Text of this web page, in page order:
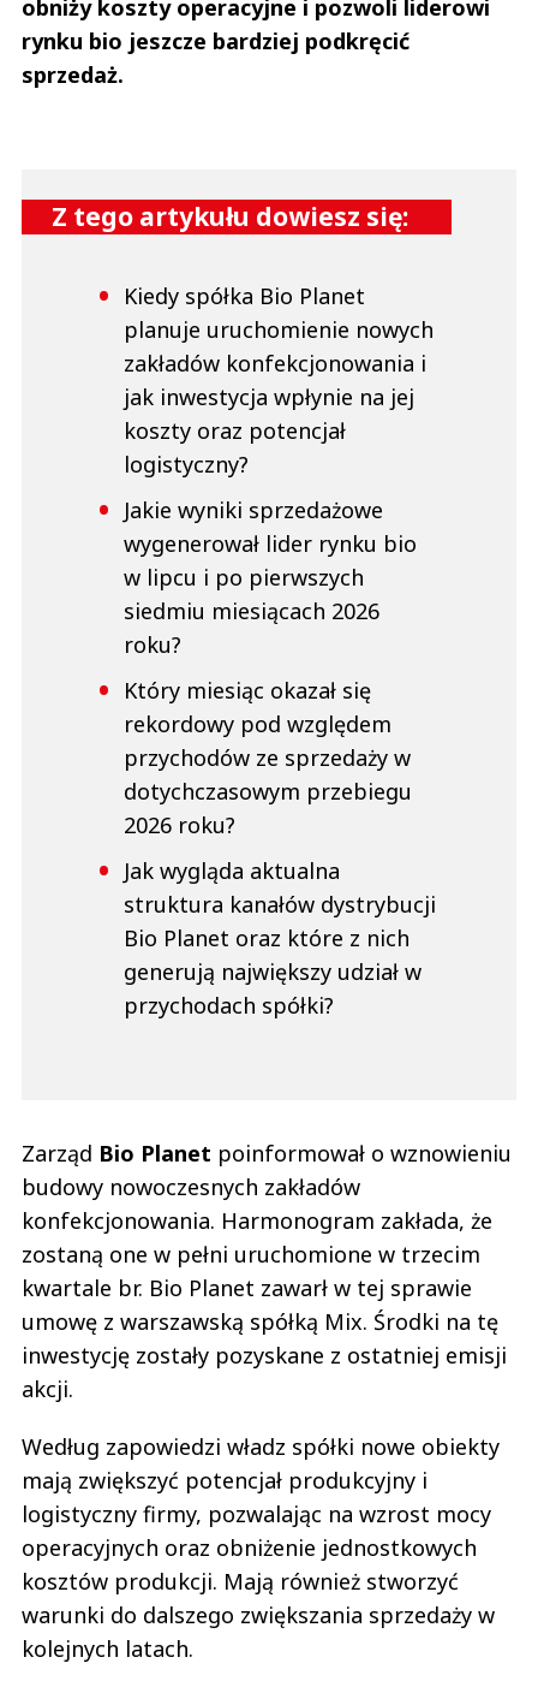
obniży koszty operacyjne i pozwoli liderowi
rynku bio jeszcze bardziej podkręcić
sprzedaż.
Z tego artykułu dowiesz się:
Kiedy spółka Bio Planet
planuje uruchomienie nowych
zakładów konfekcjonowania i
jak inwestycja wpłynie na jej
koszty oraz potencjał
logistyczny?
Jakie wyniki sprzedażowe
wygenerował lider rynku bio
w lipcu i po pierwszych
siedmiu miesiącach 2026
roku?
Który miesiąc okazał się
rekordowy pod względem
przychodów ze sprzedaży w
dotychczasowym przebiegu
2026 roku?
Jak wygląda aktualna
struktura kanałów dystrybucji
Bio Planet oraz które z nich
generują największy udział w
przychodach spółki?
Zarząd Bio Planet poinformował o wznowieniu
budowy nowoczesnych zakładów
konfekcjonowania. Harmonogram zakłada, że
zostaną one w pełni uruchomione w trzecim
kwartale br. Bio Planet zawarł w tej sprawie
umowę z warszawską spółką Mix. Środki na tę
inwestycję zostały pozyskane z ostatniej emisji
akcji.
Według zapowiedzi władz spółki nowe obiekty
mają zwiększyć potencjał produkcyjny i
logistyczny firmy, pozwalając na wzrost mocy
operacyjnych oraz obniżenie jednostkowych
kosztów produkcji. Mają również stworzyć
warunki do dalszego zwiększania sprzedaży w
kolejnych latach.